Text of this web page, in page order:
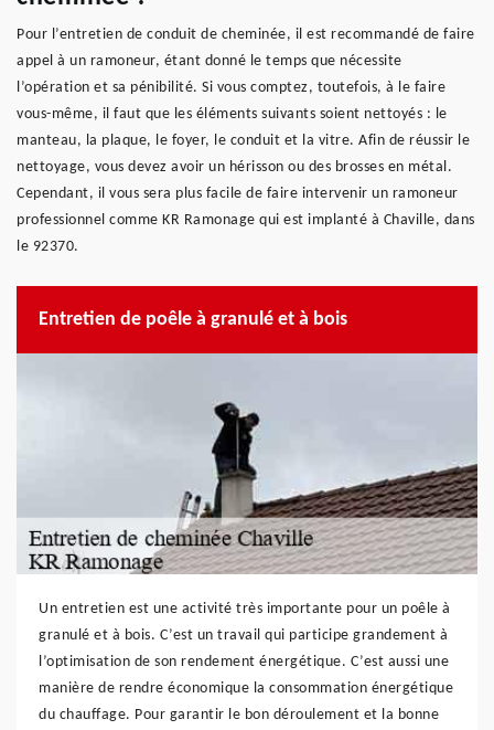
Pour l’entretien de conduit de cheminée, il est recommandé de faire
appel à un ramoneur, étant donné le temps que nécessite
l’opération et sa pénibilité. Si vous comptez, toutefois, à le faire
vous-même, il faut que les éléments suivants soient nettoyés : le
manteau, la plaque, le foyer, le conduit et la vitre. Afin de réussir le
nettoyage, vous devez avoir un hérisson ou des brosses en métal.
Cependant, il vous sera plus facile de faire intervenir un ramoneur
professionnel comme KR Ramonage qui est implanté à Chaville, dans
le 92370.
Entretien de poêle à granulé et à bois
Un entretien est une activité très importante pour un poêle à
granulé et à bois. C’est un travail qui participe grandement à
l’optimisation de son rendement énergétique. C’est aussi une
manière de rendre économique la consommation énergétique
du chauffage. Pour garantir le bon déroulement et la bonne